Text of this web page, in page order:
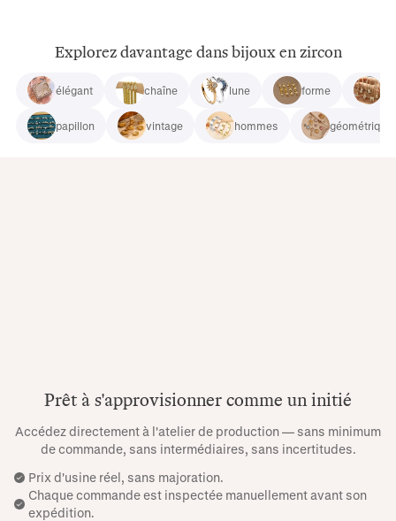
Explorez davantage dans bijoux en zircon
élégant chaîne lune forme
papillon vintage hommes
Prêt à s'approvisionner comme un initié
Accédez directement à l'atelier de production — sans minimum
de commande, sans intermédiaires, sans incertitudes.
Prix ​​d'usine réel, sans majoration.
Chaque commande est inspectée manuellement avant son
expédition.